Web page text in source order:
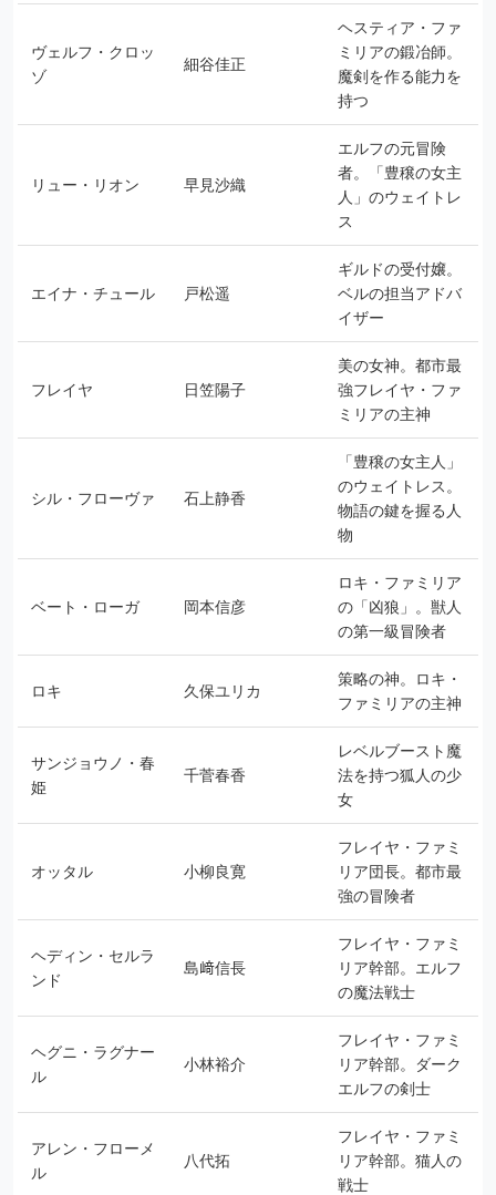
ヴェルフ・クロッ
ゾ
細谷佳正
ヘスティア・ファ
ミリアの鍛冶師。
魔剣を作る能力を
持つ
リュー・リオン 早見沙織
エルフの元冒険
者。「豊穣の女主
人」のウェイトレ
ス
エイナ・チュール 戸松遥
ギルドの受付嬢。
ベルの担当アドバ
イザー
フレイヤ 日笠陽子
美の女神。都市最
強フレイヤ・ファ
ミリアの主神
シル・フローヴァ 石上静香
「豊穣の女主人」
のウェイトレス。
物語の鍵を握る人
物
ベート・ローガ 岡本信彦
ロキ・ファミリア
の「凶狼」。獣人
の第一級冒険者
ロキ 久保ユリカ
策略の神。ロキ・
ファミリアの主神
サンジョウノ・春
姫
千菅春香
レベルブースト魔
法を持つ狐人の少
女
オッタル 小柳良寛
フレイヤ・ファミ
リア団長。都市最
強の冒険者
ヘディン・セルラ
ンド
島﨑信長
フレイヤ・ファミ
リア幹部。エルフ
の魔法戦士
ヘグニ・ラグナー
ル
小林裕介
フレイヤ・ファミ
リア幹部。ダーク
エルフの剣士
アレン・フローメ
ル
八代拓
フレイヤ・ファミ
リア幹部。猫人の
戦士